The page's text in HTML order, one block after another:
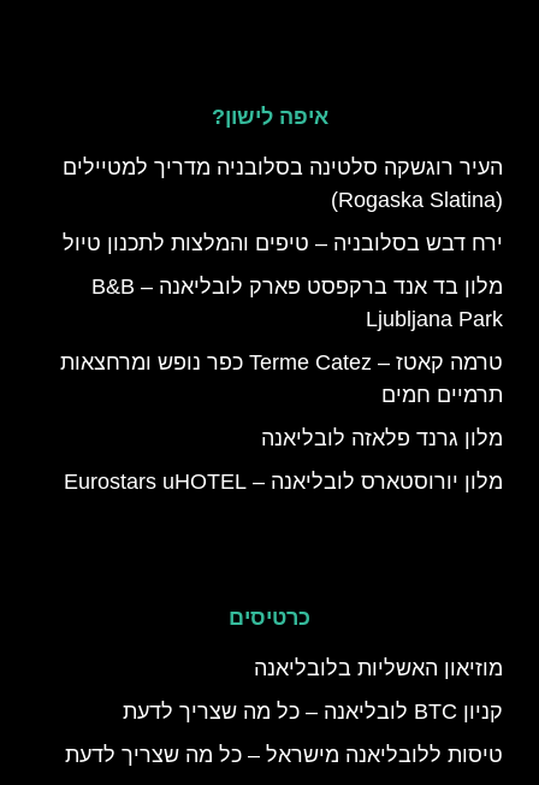
איפה לישון?
העיר רוגשקה סלטינה בסלובניה מדריך למטיילים
(Rogaska Slatina)
ירח דבש בסלובניה – טיפים והמלצות לתכנון טיול
מלון בד אנד ברקפסט פארק לובליאנה – B&B
Ljubljana Park
טרמה קאטז – Terme Catez כפר נופש ומרחצאות
תרמיים חמים
מלון גרנד פלאזה לובליאנה
מלון יורוסטארס לובליאנה – Eurostars uHOTEL
כרטיסים
מוזיאון האשליות בלובליאנה
קניון BTC לובליאנה – כל מה שצריך לדעת
טיסות ללובליאנה מישראל – כל מה שצריך לדעת